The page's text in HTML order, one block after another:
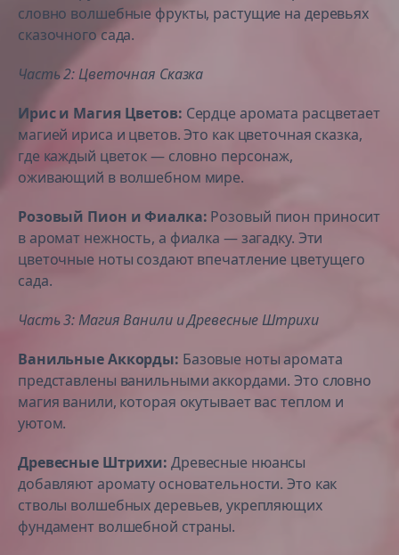
словно волшебные фрукты, растущие на деревьях
сказочного сада.
Часть 2: Цветочная Сказка
Ирис и Магия Цветов: Сердце аромата расцветает
магией ириса и цветов. Это как цветочная сказка,
где каждый цветок — словно персонаж,
оживающий в волшебном мире.
Розовый Пион и Фиалка: Розовый пион приносит
в аромат нежность, а фиалка — загадку. Эти
цветочные ноты создают впечатление цветущего
сада.
Часть 3: Магия Ванили и Древесные Штрихи
Ванильные Аккорды: Базовые ноты аромата
представлены ванильными аккордами. Это словно
магия ванили, которая окутывает вас теплом и
уютом.
Древесные Штрихи: Древесные нюансы
добавляют аромату основательности. Это как
стволы волшебных деревьев, укрепляющих
фундамент волшебной страны.